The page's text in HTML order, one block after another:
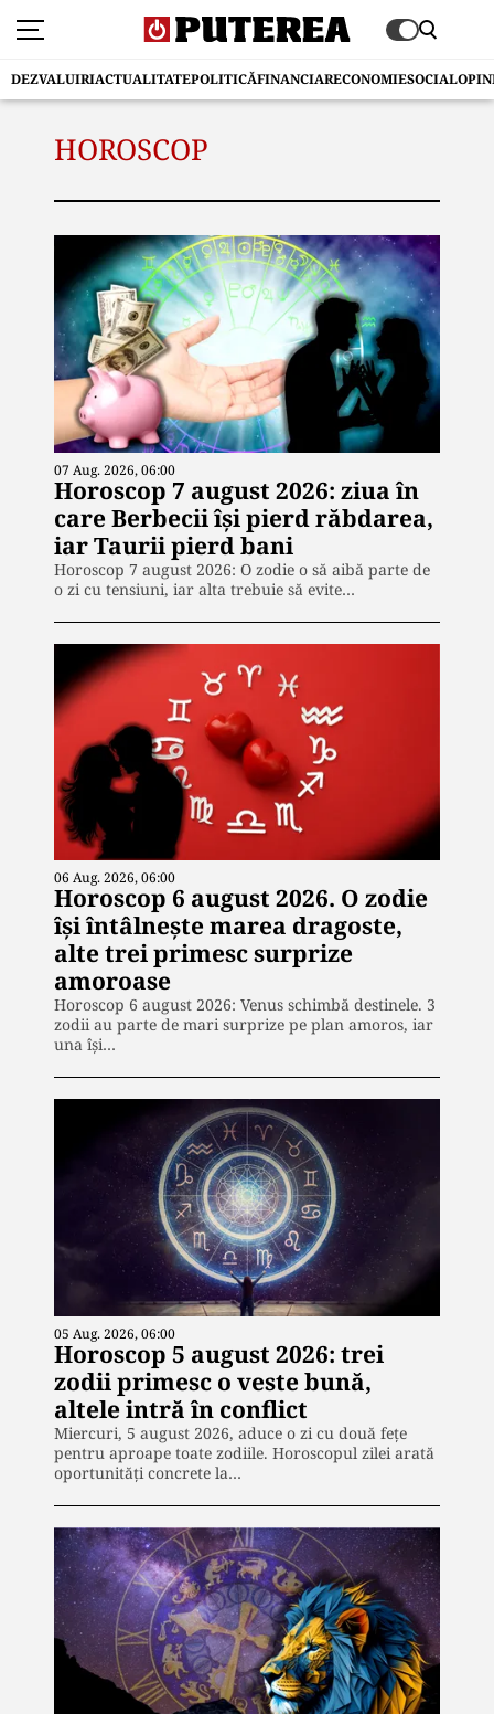
DEZVALUIRIACTUALITATEPOLITICĂFINANCIARECONOMIESOCIAL
HOROSCOP
07 Aug. 2026, 06:00
Horoscop 7 august 2026: ziua în
care Berbecii își pierd răbdarea,
iar Taurii pierd bani
Horoscop 7 august 2026: O zodie o să aibă parte de
o zi cu tensiuni, iar alta trebuie să evite…
06 Aug. 2026, 06:00
Horoscop 6 august 2026. O zodie
își întâlnește marea dragoste,
alte trei primesc surprize
amoroase
Horoscop 6 august 2026: Venus schimbă destinele. 3
zodii au parte de mari surprize pe plan amoros, iar
una își…
05 Aug. 2026, 06:00
Horoscop 5 august 2026: trei
zodii primesc o veste bună,
altele intră în conflict
Miercuri, 5 august 2026, aduce o zi cu două fețe
pentru aproape toate zodiile. Horoscopul zilei arată
oportunități concrete la…